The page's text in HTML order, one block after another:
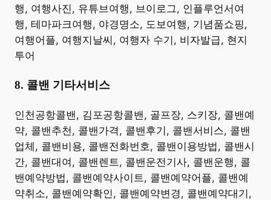
행, 여행사진, 유튜브여행, 브이로그, 인플루언서여
행, 테마파크여행, 야경명소, 도보여행, 기념품쇼핑,
여행어플, 여행지날씨, 여행자 수기, 비자발급, 현지
투어 ​
8. 콜밴 기타서비스
​인천공항콜밴, 김포공항콜밴, 골프장, 스키장, 콜밴예
약, 콜밴추천, 콜밴가격, 콜밴후기, 콜밴서비스, 콜밴
업체, 콜밴비용, 콜밴전화번호, 콜밴이용방법, 콜밴시
간, 콜밴대여, 콜밴렌트, 콜밴운전기사, 콜밴운행, 콜
밴예약방법, 콜밴예약사이트, 콜밴예약어플, 콜밴예
약취소, 콜밴예약확인, 콜밴예약변경, 콜밴예약대기,